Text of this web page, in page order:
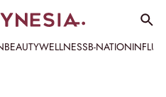
BEAUTYWELLNESSB-NATION